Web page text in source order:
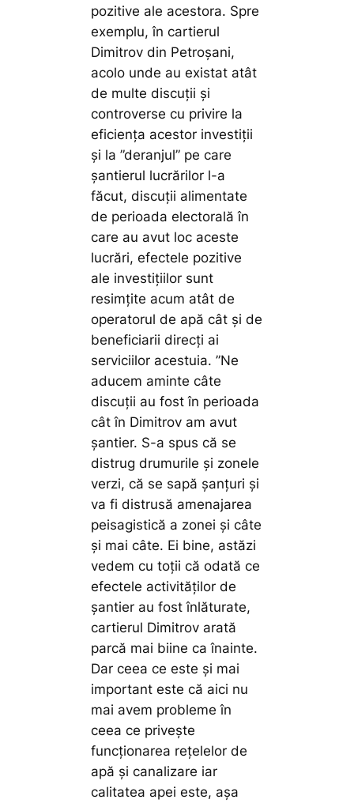
pozitive ale acestora. Spre
exemplu, în cartierul
Dimitrov din Petroșani,
acolo unde au existat atât
de multe discuții și
controverse cu privire la
eficiența acestor investiții
și la ”deranjul” pe care
șantierul lucrărilor l-a
făcut, discuții alimentate
de perioada electorală în
care au avut loc aceste
lucrări, efectele pozitive
ale investițiilor sunt
resimțite acum atât de
operatorul de apă cât și de
beneficiarii direcți ai
serviciilor acestuia.”Ne
aducem aminte câte
discuții au fost în perioada
cât în Dimitrov am avut
șantier. S-a spus că se
distrug drumurile și zonele
verzi, că se sapă șanțuri și
va fi distrusă amenajarea
peisagistică a zonei și câte
și mai câte. Ei bine, astăzi
vedem cu toții că odată ce
efectele activităților de
șantier au fost înlăturate,
cartierul Dimitrov arată
parcă mai biine ca înainte.
Dar ceea ce este și mai
important este că aici nu
mai avem probleme în
ceea ce privește
funcționarea rețelelor de
apă și canalizare iar
calitatea apei este, așa